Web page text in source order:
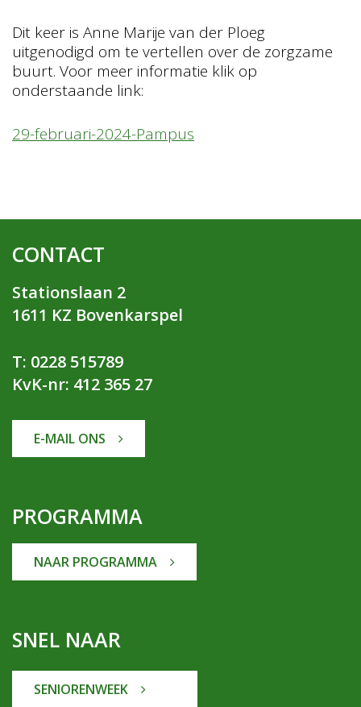
Dit keer is Anne Marije van der Ploeg
uitgenodigd om te vertellen over de zorgzame
buurt. Voor meer informatie klik op
onderstaande link:
29-februari-2024-Pampus
CONTACT
Stationslaan 2
1611 KZ Bovenkarspel
T: 0228 515789
KvK-nr: 412 365 27
E-MAIL ONS
PROGRAMMA
NAAR PROGRAMMA
SNEL NAAR
SENIORENWEEK